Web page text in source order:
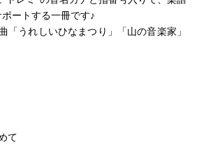
ートする一冊です♪
「うれしいひなまつり」「山の音楽家」
て